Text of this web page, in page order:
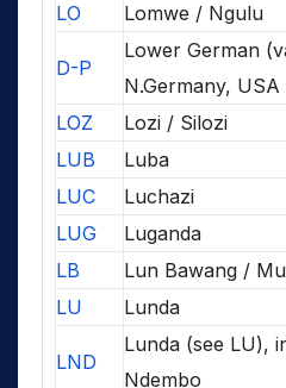
LO
Lomwe / Ngulu
D-P
Lower German
N.Germany, USA
LOZ
Lozi / Silozi
LUB
Luba
LUC
Luchazi
LUG
Luganda
LB
Lun Bawang /
LU
Lunda
LND
Lunda (see LU),
Ndembo